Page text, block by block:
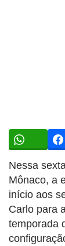
Nessa
Mônaco, a
início aos
Carlo para
temporada